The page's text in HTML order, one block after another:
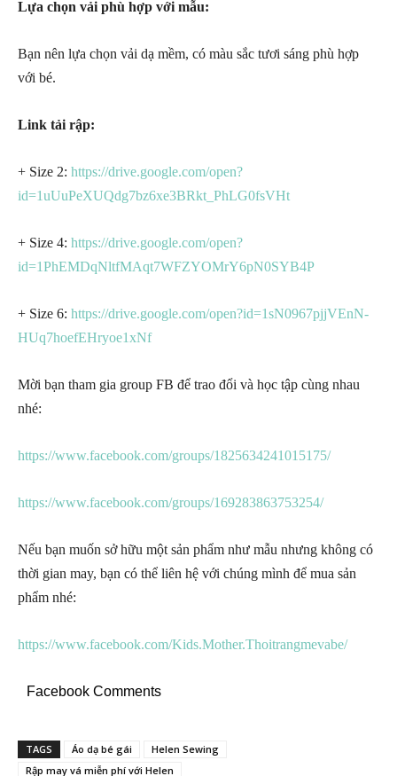
Lựa chọn vải phù hợp với mẫu:
Bạn nên lựa chọn vải dạ mềm, có màu sắc tươi sáng phù hợp
với bé.
Link tải rập:
+ Size 2: https://drive.google.com/open?
id=1uUuPeXUQdg7bz6xe3BRkt_PhLG0fsVHt
+ Size 4: https://drive.google.com/open?
id=1PhEMDqNltfMAqt7WFZYOMrY6pN0SYB4P
+ Size 6: https://drive.google.com/open?id=1sN0967pjjVEnN-
HUq7hoefEHryoe1xNf
Mời bạn tham gia group FB để trao đổi và học tập cùng nhau
nhé:
https://www.facebook.com/groups/1825634241015175/
https://www.facebook.com/groups/169283863753254/
Nếu bạn muốn sở hữu một sản phẩm như mẫu nhưng không có
thời gian may, bạn có thể liên hệ với chúng mình để mua sản
phẩm nhé:
https://www.facebook.com/Kids.Mother.Thoitrangmevabe/
Facebook Comments
TAGS Áo dạ bé gái
Helen Sewing
Rập may vá miễn phí với Helen